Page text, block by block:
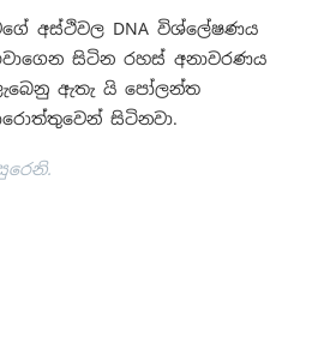
අස්ථිවල DNA විශ්ලේෂණය
සිටින රහස් අනාවරණය
ඇතැ යි පෝලන්ත
සිටිනවා.